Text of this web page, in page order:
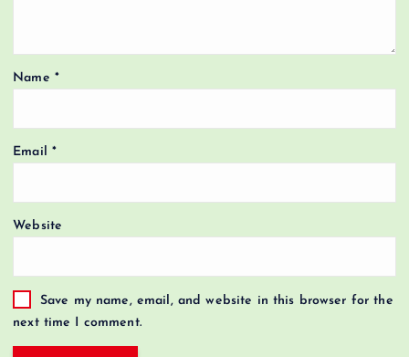
Name *
Email *
Website
Save my name, email, and website in this browser for the
next time I comment.